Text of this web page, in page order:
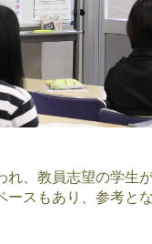
れ、教員志望の学生
ースもあり、参考と